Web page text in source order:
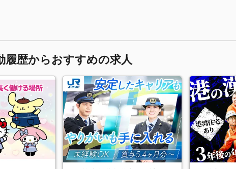
履歴からおすすめの求人